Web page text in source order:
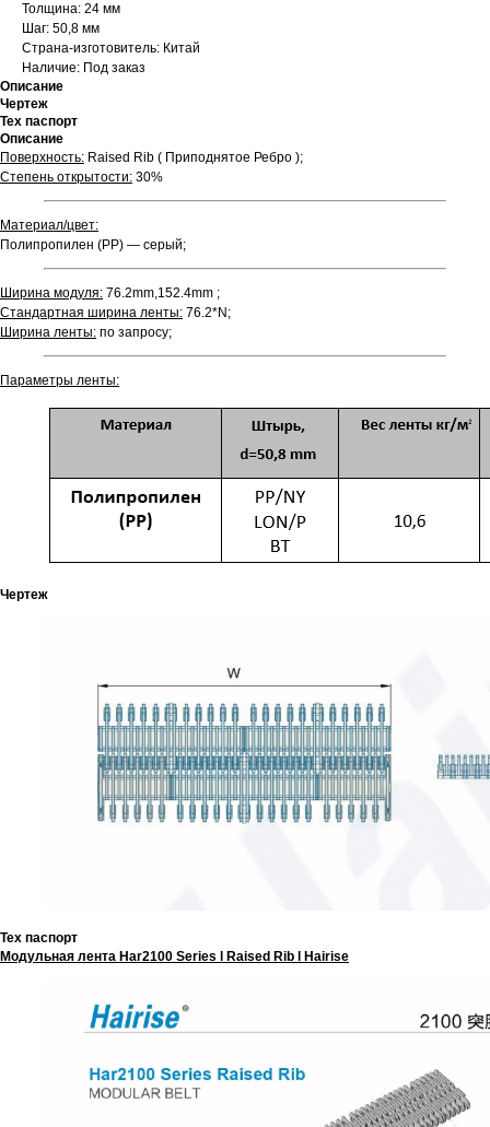
Толщина: 24 мм
Шаг: 50,8 мм
Страна-изготовитель: Китай
Наличие: Под заказ
Описание
Чертеж
Тех паспорт
Описание
Поверхность: Raised Rib ( Приподнятое Ребро );
Степень открытости: 30%
Материал/цвет:
Полипропилен (PP) — серый;
Ширина модуля: 76.2mm,152.4mm ;
Стандартная ширина ленты: 76.2*N;
Ширина ленты: по запросу;
Параметры ленты:
Чертеж
Тех паспорт
Модульная лента Har2100 Series l Raised Rib l Hairise